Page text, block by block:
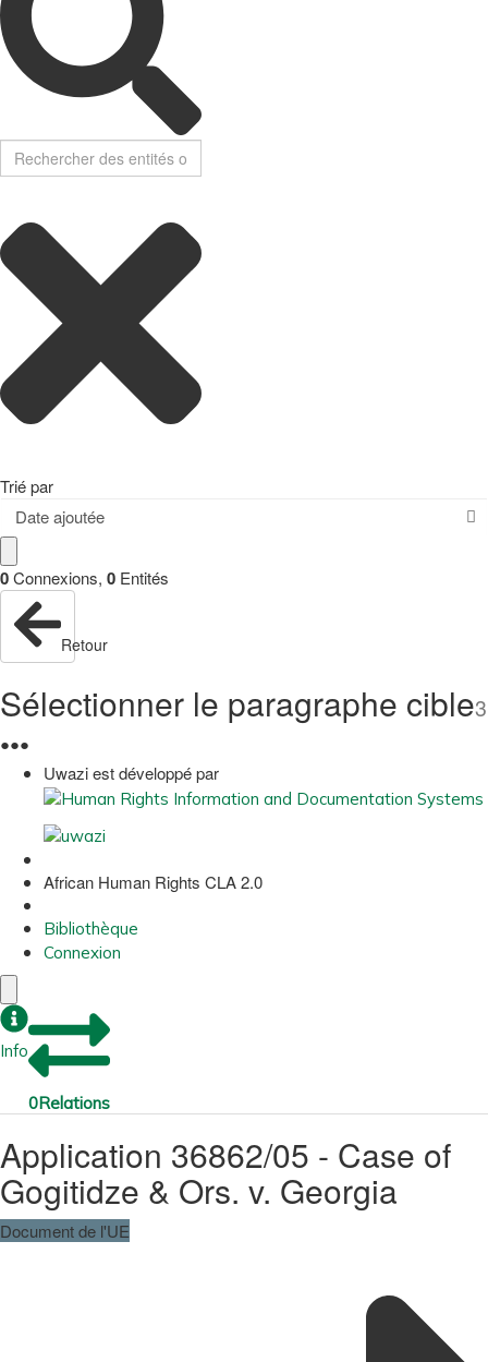
Trié par
Date ajoutée
0Connexions, 0 Entités
Retour
Sélectionner le paragraphe cible3
●●●
Uwazi est développé par
African Human Rights CLA 2.0
Bibliothèque
Connexion
Info
0Relations
Application 36862/05 - Case of
Gogitidze & Ors. v. Georgia
Document de l'UE